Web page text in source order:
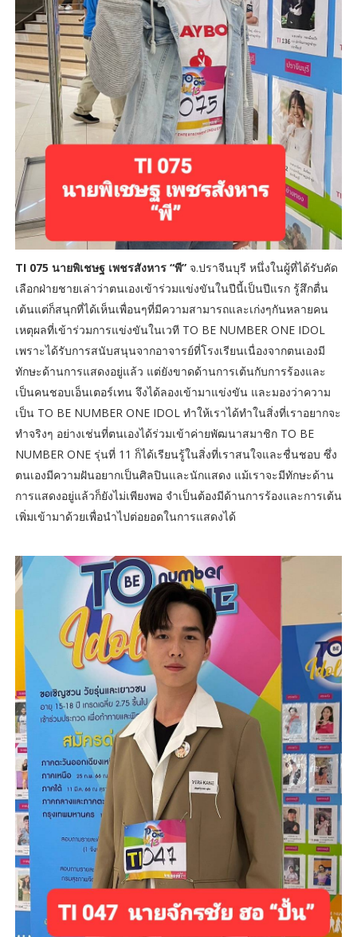
TI 075 นายพิเชษฐ เพชรสังหาร “พี”จ.ปราจีนบุรี หนึ่งในผู้ที่ได้รับคัด
เลือกฝ่ายชายเล่าว่าตนเองเข้าร่วมแข่งขันในปีนี้เป็นปีแรก รู้สึกตื่น
เต้นแต่ก็สนุกที่ได้เห็นเพื่อนๆที่มีความสามารถและเก่งๆกันหลายคน
เหตุผลที่เข้าร่วมการแข่งขันในเวที TO BE NUMBER ONE IDOL
เพราะได้รับการสนับสนุนจากอาจารย์ที่โรงเรียนเนื่องจากตนเองมี
ทักษะด้านการแสดงอยู่แล้ว แต่ยังขาดด้านการเต้นกับการร้องและ
เป็นคนชอบเอ็นเตอร์เทน จึงได้ลองเข้ามาแข่งขัน และมองว่าความ
เป็น TO BE NUMBER ONE IDOL ทำให้เราได้ทำในสิ่งที่เราอยากจะ
ทำจริงๆ อย่างเช่นที่ตนเองได้ร่วมเข้าค่ายพัฒนาสมาชิก TO BE
NUMBER ONE รุ่นที่ 11 ก็ได้เรียนรู้ในสิ่งที่เราสนใจและชื่นชอบ ซึ่ง
ตนเองมีความฝันอยากเป็นศิลปินและนักแสดง แม้เราจะมีทักษะด้าน
การแสดงอยู่แล้วก็ยังไม่เพียงพอ จำเป็นต้องมีด้านการร้องและการเต้น
เพิ่มเข้ามาด้วยเพื่อนำไปต่อยอดในการแสดงได้